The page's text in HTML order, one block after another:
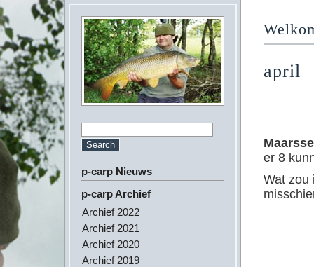
p-carp Nieuws
p-carp Archief
Archief 2022
Archief 2021
Archief 2020
Archief 2019
april
er 8
Wat zou